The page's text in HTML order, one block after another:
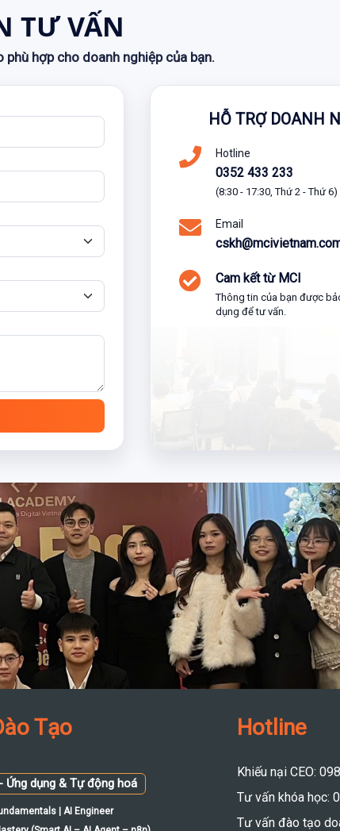
TƯ VẤN
hợp cho doanh nghiệp của bạn.
HỖ TRỢ DOANH
Hotline
0352 433 233
(8:30 - 17:30, Thứ 2 - Thứ 6)
Email
Cam kết từ MCI
Thông tin của bạn được
dụng để tư vấn.
Tạo
Ứng dụng & Tự động hoá
| AI Engineer
Hotline
Khiếu nại CEO:
Tư vấn khóa học:
Tư vấn đào tạo